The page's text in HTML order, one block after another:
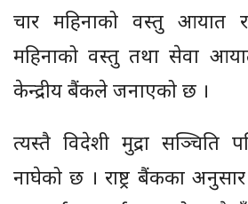
चार महिनाको वस्तु
महिनाको वस्तु तथा सेवा
केन्द्रीय बैंकले जनाएको छ ।
त्यस्तै विदेशी मुद्रा सञ्चिति
नाघेको छ । राष्ट्र बैंकका